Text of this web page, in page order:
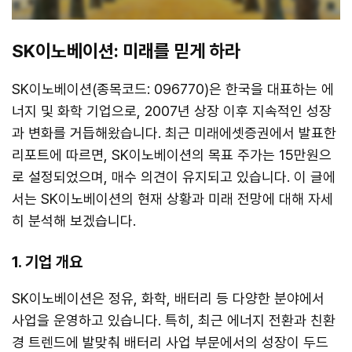
SK이노베이션: 미래를 믿게 하라
SK이노베이션(종목코드: 096770)은 한국을 대표하는 에
너지 및 화학 기업으로, 2007년 상장 이후 지속적인 성장
과 변화를 거듭해왔습니다. 최근 미래에셋증권에서 발표한
리포트에 따르면, SK이노베이션의 목표 주가는 15만원으
로 설정되었으며, 매수 의견이 유지되고 있습니다. 이 글에
서는 SK이노베이션의 현재 상황과 미래 전망에 대해 자세
히 분석해 보겠습니다.
1. 기업 개요
SK이노베이션은 정유, 화학, 배터리 등 다양한 분야에서
사업을 운영하고 있습니다. 특히, 최근 에너지 전환과 친환
경 트렌드에 발맞춰 배터리 사업 부문에서의 성장이 두드